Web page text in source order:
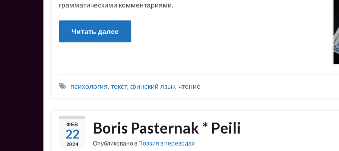
грамматическими комментариями.
Читать далее
психология, текст, финский язык, чтение
ФЕВ
22
2024
Boris Pasternak * Peili
Опубликовано в Поэзия в переводах